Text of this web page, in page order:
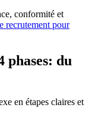
conformité et
recrutement pour
phases: du
en étapes claires et